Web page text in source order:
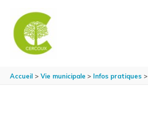
Accueil Vie municipale Infos pratiques